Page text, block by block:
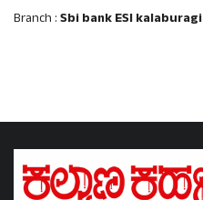
Branch :Sbi bank ESI kalaburagi